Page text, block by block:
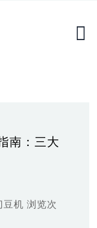
南：三大
豆机 浏览次